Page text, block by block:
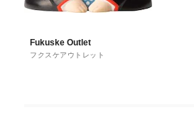
Fukuske Outlet
フクスケアウトレット